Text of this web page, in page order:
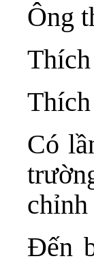
Ông
Có
Đến